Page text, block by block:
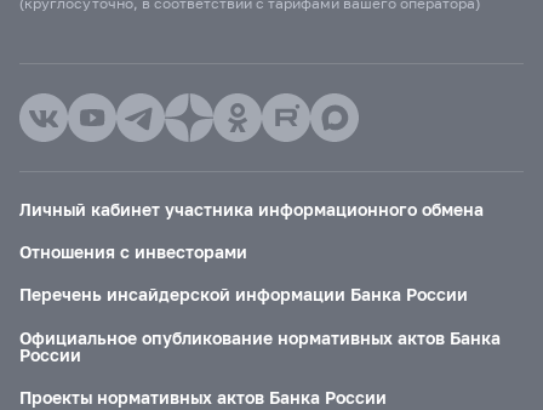
Личный кабинет участника информационного обмена
Отношения с инвесторами
Перечень инсайдерской информации Банка России
Официальное опубликование нормативных актов Банка
России
Проекты нормативных актов Банка России